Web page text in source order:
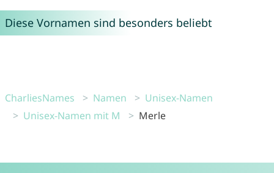
Diese Vornamen sind besonders beliebt
CharliesNames Namen
Unisex-Namen
Unisex-Namen mit M
Merle